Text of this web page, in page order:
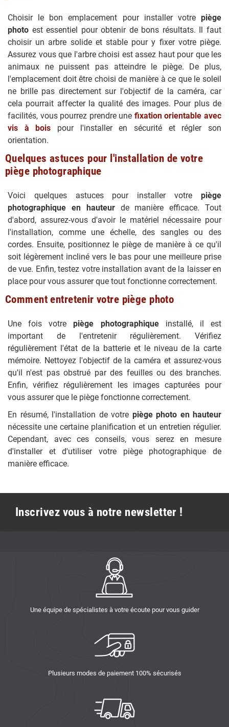
Choisir le bon emplacement pour installer votre piège
photo est essentiel pour obtenir de bons résultats. Il faut
choisir un arbre solide et stable pour y fixer votre piège.
Assurez vous que l'arbre choisi est assez haut pour que les
animaux ne puissent pas atteindre le piège. De plus,
l'emplacement doit être choisi de manière à ce que le soleil
ne brille pas directement sur l'objectif de la caméra, car
cela pourrait affecter la qualité des images. Pour plus de
facilités, vous pourrez prendre une fixation orientable avec
vis à bois pour l'installer en sécurité et régler son
orientation.
Quelques astuces pour l'installation de votre
piège photographique
Voici quelques astuces pour installer votre piège
photographique en hauteurde manière efficace. Tout
d'abord, assurez-vous d'avoir le matériel nécessaire pour
l'installation, comme une échelle, des sangles ou des
cordes. Ensuite, positionnez le piège de manière à ce qu'il
soit légèrement incliné vers le bas pour une meilleure prise
de vue. Enfin, testez votre installation avant de la laisser en
place pour vous assurer que tout fonctionne correctement.
Comment entretenir votre piège photo
Une fois votrepiège photographiqueinstallé, il est
important de l'entretenir régulièrement. Vérifiez
régulièrement l'état de la batterie et le niveau de la carte
mémoire. Nettoyez l'objectif de la caméra et assurez-vous
qu'il n'est pas obstrué par des feuilles ou des branches.
Enfin, vérifiez régulièrement les images capturées pour
vous assurer que le piège fonctionne correctement.
En résumé, l'installation de votre piège photo en hauteur
nécessite une certaine planification et un entretien régulier.
Cependant, avec ces conseils, vous serez en mesure
d'installer et d'utiliser votre piège photographique de
manière efficace.
Inscrivez vous à notre newsletter !
Une équipe de spécialistes à votre écoute pour vous guider
Plusieurs modes de paiement 100% sécurisés